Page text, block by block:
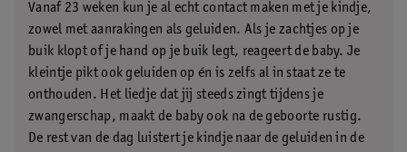
Vanaf 23 weken kun je al echt contact maken met je kindje,
zowel met aanrakingen als geluiden. Als je zachtjes op je
buik klopt of je hand op je buik legt, reageert de baby. Je
kleintje pikt ook geluiden op én is zelfs al in staat ze te
onthouden. Het liedje dat jij steeds zingt tijdens je
zwangerschap, maakt de baby ook na de geboorte rustig.
De rest van de dag luistert je kindje naar de geluiden in de